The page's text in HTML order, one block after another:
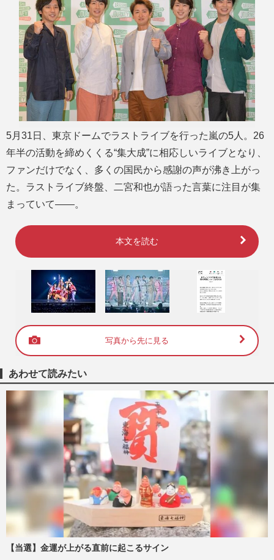
e
5月31日、東京ドームでラストライブを行った嵐の5人。26
年半の活動を締めくくる“集大成”に相応しいライブとなり、
ファンだけでなく、多くの国民から感謝の声が沸き上がっ
た。ラストライブ終盤、二宮和也が語った言葉に注目が集
まっていて――。
本文を読む
写真から先に見る
あわせて読みたい
【当選】金運が上がる直前に起こるサイン